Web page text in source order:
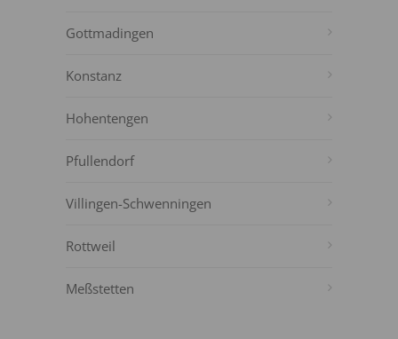
Gottmadingen
Konstanz
Hohentengen
Pfullendorf
Villingen-Schwenningen
Rottweil
Meßstetten